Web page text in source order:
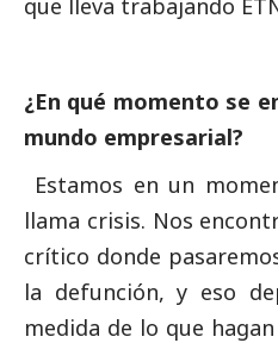
que lleva trabajando
¿En qué momento se
mundo empresarial?
Estamos en un
llama crisis. Nos
crítico donde
la defunción, y eso
medida de lo que